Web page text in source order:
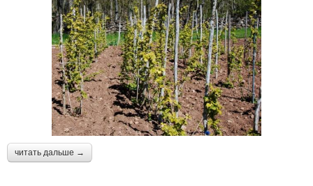
читать дальше →